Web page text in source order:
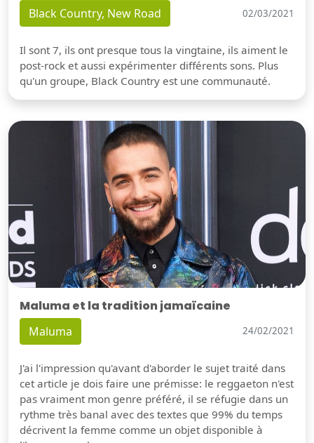
Black Country, New Road 02/03/2021
Il sont 7, ils ont presque tous la vingtaine, ils aiment le
post-rock et aussi expérimenter différents sons. Plus
qu'un groupe, Black Country est une communauté.
Maluma et la tradition jamaïcaine
Maluma 24/02/2021
J'ai l'impression qu'avant d'aborder le sujet traité dans
cet article je dois faire une prémisse: le reggaeton n'est
pas vraiment mon genre préféré, il se réfugie dans un
rythme très banal avec des textes que 99% du temps
décrivent la femme comme un objet disponible à